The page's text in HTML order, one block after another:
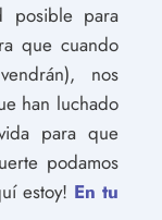
posible para
que cuando
nos
han luchado
para que
podamos
estoy! En tu